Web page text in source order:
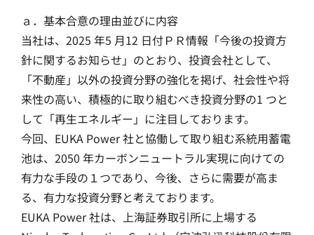
ａ．基本合意の理由並びに内容
当社は、2025 年5 月12 日付ＰＲ情報「今後の投資方
針に関するお知らせ」のとおり、投資会社として、
「不動産」以外の投資分野の強化を掲げ、社会性や将
来性の高い、積極的に取り組むべき投資分野の1 つと
して「再生エネルギー」に注目しております。
今回、EUKA Power 社と協働して取り組む系統用蓄電
池は、2050 年カーボンニュートラル実現に向けての
有力な手段の１つであり、今後、さらに需要が高ま
る、有力な投資分野と考えております。
EUKA Power 社は、上海証券取引所に上場する